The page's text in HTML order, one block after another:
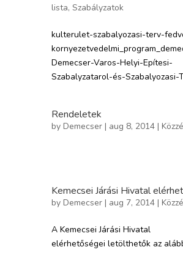
lista, Szabályzatok
kulterulet-szabalyozasi-terv-
Demecser-Varos-Helyi-Epítesi-
Szabalyzatarol-és-Szabalyozasi-
Rendeletek
by Demecser | aug 8, 2014 |
Kemecsei Járási Hivatal
by Demecser | aug 7, 2014 |
A Kemecsei Járási Hivatal
elérhetőségei letölthetők az